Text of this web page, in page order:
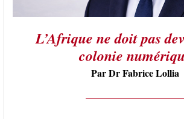
L’Afrique ne doit pas
colonie
Par Dr Fabrice Lollia